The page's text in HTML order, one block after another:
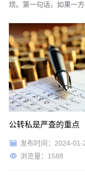
烦。第一句话，如果一
20%的部分，法院不予
方至违约之日起，向守
合同金额的万分之五
公转私是严查的重点
发布时间：2024-01-
浏览量：1588